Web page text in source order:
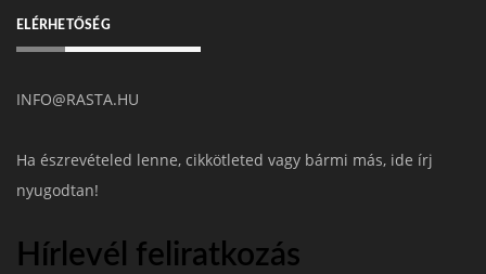
ELÉRHETŐSÉG
INFO@RASTA.HU
Ha észrevételed lenne, cikkötleted vagy bármi más, ide írj
nyugodtan!
Hírlevél feliratkozás